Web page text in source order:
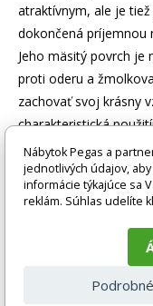
atraktívnym, ale je
dokončená príjemnou
Jeho mäsitý povrch
proti oderu a
zachovať svoj krásny
charakteristická
vodu (hydrofóbnej).
profesionálneho
ďalšími kusmi z
Tovar sa dodáva bez
doplnkov,
preto nie sú zahrnuté
Nábytok Pegas a
jednotlivých údajov,
informácie týkajúce sa
reklám. Súhlas udelíte